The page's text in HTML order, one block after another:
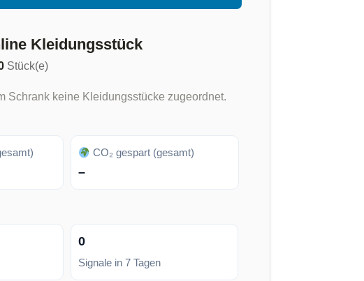
Kleidungsstück
Stück(e)
Schrank keine Kleidungsstücke zugeordnet.
CO₂ gespart (gesamt)
–
0
Signale in 7 Tagen